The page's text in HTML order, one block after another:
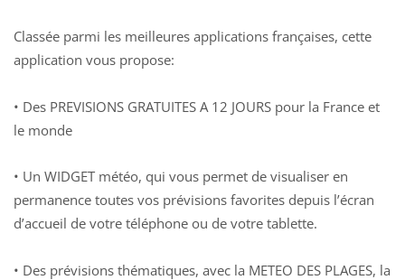
Classée parmi les meilleures applications françaises, cette
application vous propose:
• Des PREVISIONS GRATUITES A 12 JOURS pour la France et
le monde
• Un WIDGET météo, qui vous permet de visualiser en
permanence toutes vos prévisions favorites depuis l’écran
d’accueil de votre téléphone ou de votre tablette.
• Des prévisions thématiques, avec la METEO DES PLAGES, la